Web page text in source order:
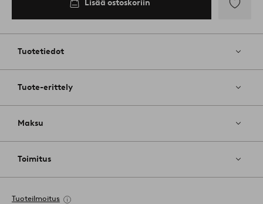
Lisää ostoskoriin
Tuotetiedot
Tuote-erittely
Maksu
Toimitus
Tuoteilmoitus